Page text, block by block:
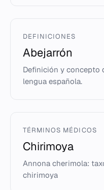
DEFINICIONES
Abejarrón
Definición y concepto
lengua española.
TÉRMINOS MÉDICOS
Chirimoya
Annona cherimola:
chirimoya